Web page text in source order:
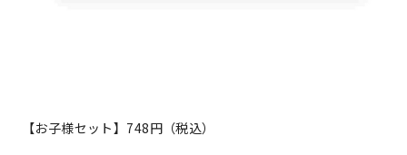
【お子様セット】748円（税込）